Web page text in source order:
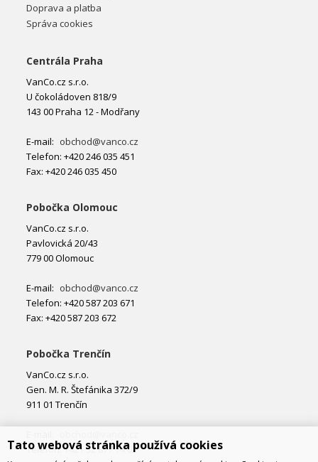
Doprava a platba
Správa cookies
Centrála Praha
VanCo.cz s.r.o.
U čokoládoven 818/9
143 00 Praha 12 - Modřany
E-mail: obchod@vanco.cz
Telefon: +420 246 035 451
Fax: +420 246 035 450
Pobočka Olomouc
VanCo.cz s.r.o.
Pavlovická 20/43
779 00 Olomouc
E-mail: obchod@vanco.cz
Telefon: +420 587 203 671
Fax: +420 587 203 672
Pobočka Trenčín
VanCo.cz s.r.o.
Gen. M. R. Štefánika 372/9
911 01 Trenčín
Telefon: +421 32 877 74 02
Tato webová stránka používá cookies